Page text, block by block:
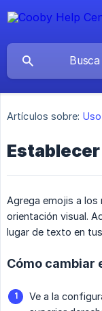
Artículos sobre:
Agrega emojis a los
orientación visual.
lugar de texto en
Cómo cambiar
Ve a la